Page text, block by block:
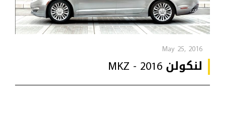
May 25, 2016
لنكولن MKZ - 2016